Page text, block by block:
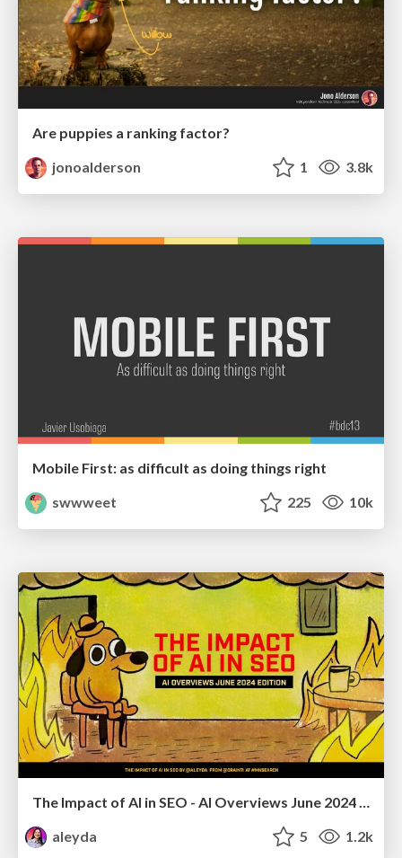
Are puppies a ranking factor?
jonoalderson
1 3.8k
Mobile First: as difficult as doing things right
swwweet
225 10k
The Impact of AI in SEO - AI Overviews June 2024 Edition
aleyda
5 1.2k